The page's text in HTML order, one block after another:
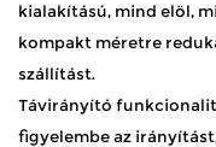
kialakítású, mind elöl,
kompakt méretre
szállítást.
Távirányító
figyelembe az